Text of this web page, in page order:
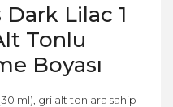
Lilac 1
Tonlu
Boyası
ml), gri alt tonlara sahip